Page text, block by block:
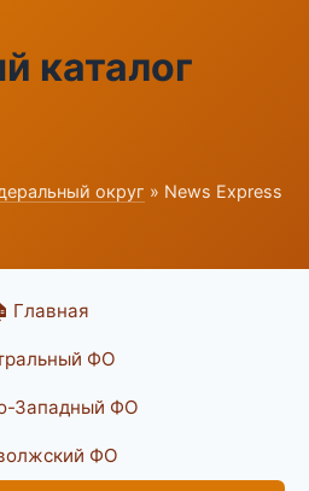
каталог
округ » News Express
Главная
ФО
Западный ФО
ФО